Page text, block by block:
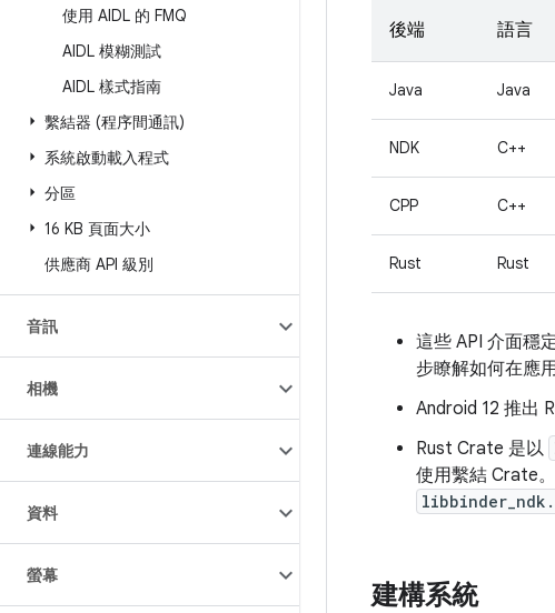
使用 AIDL 的 FMQ
AIDL 模糊測試
AIDL 樣式指南
繫結器 (程序間通訊)
系統啟動載入程式
分區
16 KB 頁面大小
供應商 API 級別
音訊
相機
連線能力
資料
螢幕
後端 語言
Java Java
NDK C++
CPP C++
Rust Rust
這些 API 介面穩
步瞭解如何在應
Android 12 推出
Rust Crate 是以
使用繫結 Crate
建構系統